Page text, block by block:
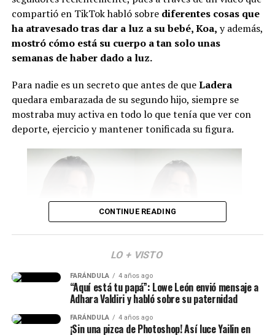
habló de Sheila Gandara y reveló cómo está su
relación actualmente
Con respecto a los expresidentes del país, asistirán
Duque, César Gaviria y Andrés Pastrana.
embargo, aún hay incertidumbre sobre si Álvaro Uribe
hará acto de presencia.
Por último, se conoció que durante esta jornada se
firmarán nuevosdecretos relacionados con temas de
salud, seguridad y reducción de costos en contratos
públicos. Además, se posesionarán los ministros y se
Cabe señalar que Abelardo ya envió un mensaje sobre lo
que será este día.
“Mi posesión será mucho
más que una ceremonia.
Será la primera
demostración de que la
compartió en TikTok habló sobrediferentes cosas que
ha atravesado tras dar a luz a su bebé, Koa, y además,
mostró cómo está su cuerpo a tan solo unas
semanas de haber dado a luz.
Para nadie es un secreto que antes de queLadera
quedara embarazada de su segundo hijo, siempre se
mostraba muy activa en todo lo que tenía que ver con
deporte, ejercicio y mantener tonificada su figura.
Isabella Ladera (Imagen tomada de IG)
Y en esta oportunidad, Isabella habló de los c
que ha atravesado su cuerpo tras el embarazoy
CONTINUE READING
LO + VISTO
FARÁNDULA 4 años ago
“Aquí está tu papá”: Lowe León envió mensaje a
Adhara Valdiri y habló sobre su paternidad
FARÁNDULA 4 años ago
¡Sin una pizca de Photoshop! Así luce Yailin en